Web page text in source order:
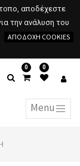
αποδέχεστε
την ανάλυση του
ΑΠΟΔΟΧΉ COOKIES
0 0